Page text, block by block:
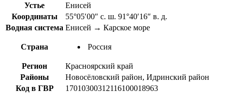
Устье
Енисей
Координаты
55°05′00″ с. ш. 91°40′16″ в. д.
Водная система Енисей → Карское море
Страна Россия
Регион
Красноярский край
Районы
Новосёловский район, Идринский район
Код в ГВР
17010300312116100018963